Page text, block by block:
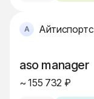
Айтиспортс
aso manager
~ 155 732 ₽